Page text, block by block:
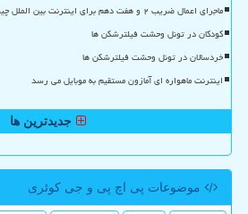
ماجرای اعمال ضریب ۲ و هفت دهم برای اینترنت بین الملل چیست؟
کودکان در تونل وحشت فیلترشکن ها
خردسالان در تونل وحشت فیلترشکن ها
اینترنت ماهواره ای آمازون مستقیم به موبایل می رسد
جدیدترین ها
موضوعات پی اچ پی و جی كوئری